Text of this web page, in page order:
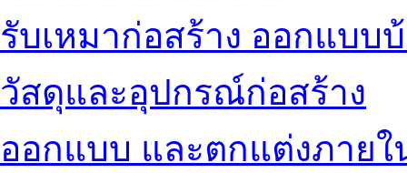
รับเหมาก่อสร้าง ออกแบบ
วัสดุและอุปกรณ์ก่อสร้าง
ออกแบบ และตกแต่งภายใ